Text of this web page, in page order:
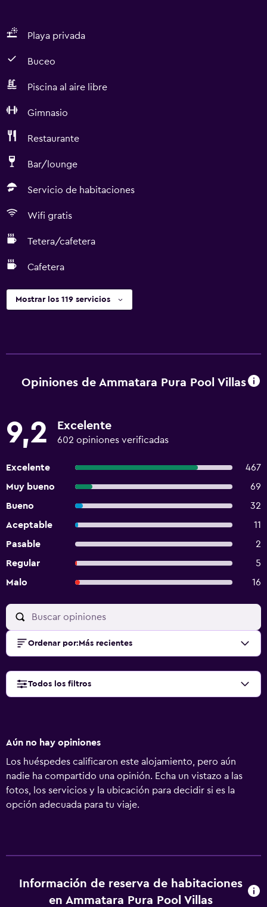
Playa privada
Buceo
Piscina al aire libre
Gimnasio
Restaurante
Bar/lounge
Servicio de habitaciones
Wifi gratis
Tetera/cafetera
Cafetera
Mostrar los 119 servicios
Opiniones de Ammatara Pura Pool Villas
9,2 Excelente
602 opiniones verificadas
Excelente
467
Muy bueno
69
Bueno
32
Aceptable
11
Pasable
2
Regular
5
Malo
16
Ordenar por: Más recientes
Todos los filtros
Aún no hay opiniones
Los huéspedes calificaron este alojamiento, pero aún
nadie ha compartido una opinión. Echa un vistazo a las
fotos, los servicios y la ubicación para decidir si es la
opción adecuada para tu viaje.
Información de reserva de habitaciones
en Ammatara Pura Pool Villas